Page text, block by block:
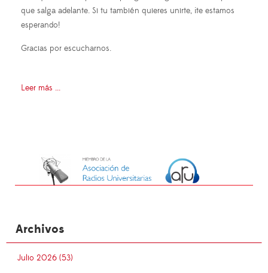
que salga adelante. Si tu también quieres unirte, ¡te estamos
esperando!
Gracias por escucharnos.
Leer más ...
Archivos
Julio 2026 (53)